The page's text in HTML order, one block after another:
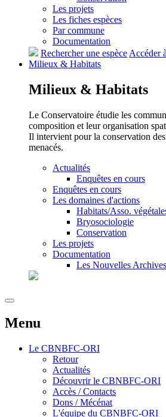
Les projets
Les fiches espèces
Par commune
Documentation
Rechercher une espèce Accéder
Milieux & Habitats
Milieux & Habitats
Le Conservatoire étudie les
composition et leur organisation
Il intervient pour la conservation
menacés.
Actualités
Enquêtes en cours
Enquêtes en cours
Les domaines d'actions
Habitats/Asso.
Bryosociologie
Conservation
Les projets
Documentation
Les Nouvelles Archives
Menu
Le CBNBFC-ORI
Retour
Actualités
Découvrir le CBNBFC-ORI
Accès / Contacts
Dons / Mécénat
L'équipe du CBNBFC-ORI